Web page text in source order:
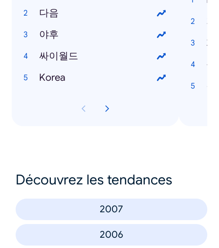
다음
야후
싸이월드
Korea
지
게
동
검
Découvrez les tendances
2007
2006